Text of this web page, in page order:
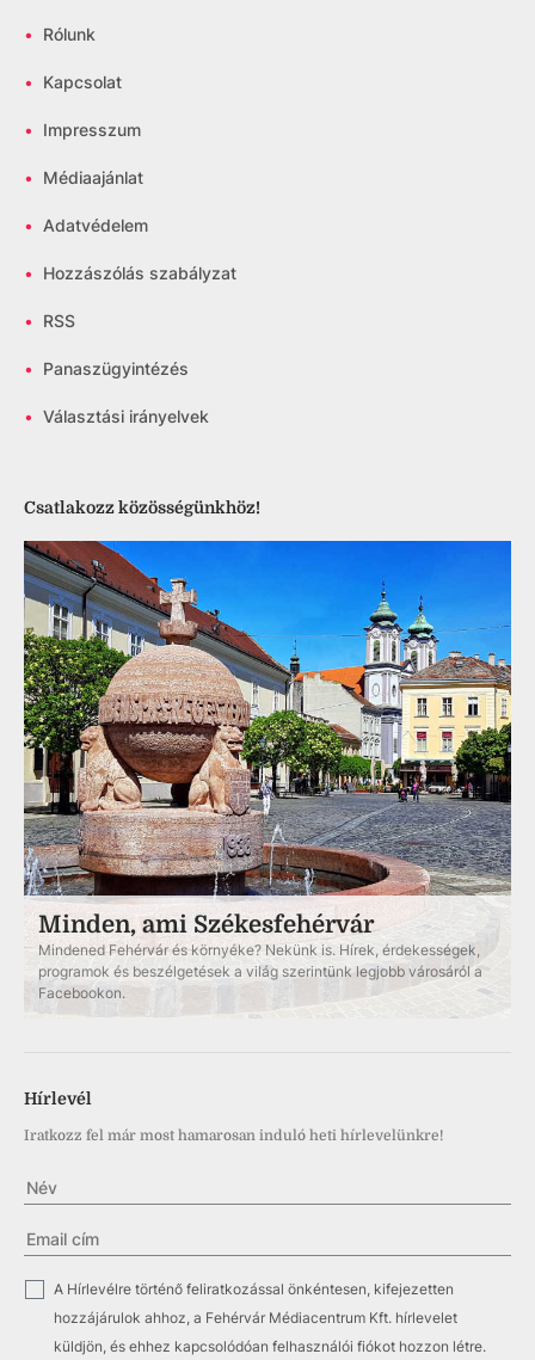
• Rólunk
• Kapcsolat
• Impresszum
• Médiaajánlat
• Adatvédelem
• Hozzászólás szabályzat
• RSS
• Panaszügyintézés
• Választási irányelvek
Csatlakozz közösségünkhöz!
Minden, ami Székesfehérvár
Mindened Fehérvár és környéke? Nekünk is. Hírek, érdekességek,
programok és beszélgetések a világ szerintünk legjobb városáról a
Facebookon.
Hírlevél
Iratkozz fel már most hamarosan induló heti hírlevelünkre!
✓
A Hírlevélre történő feliratkozással önkéntesen, kifejezetten
hozzájárulok ahhoz, a Fehérvár Médiacentrum Kft. hírlevelet
küldjön, és ehhez kapcsolódóan felhasználói fiókot hozzon létre.